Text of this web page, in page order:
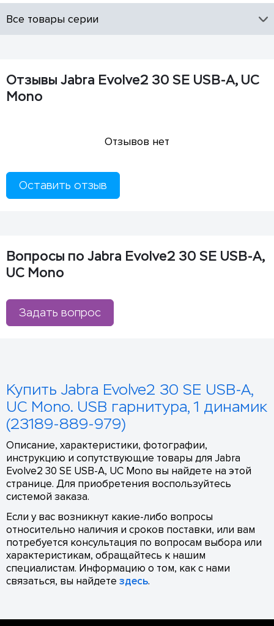
Все товары серии
Отзывы Jabra Evolve2 30 SE USB-A, UC
Mono
Отзывов нет
Оставить отзыв
Вопросы по Jabra Evolve2 30 SE USB-A,
UC Mono
Задать вопрос
Купить Jabra Evolve2 30 SE USB-A,
UC Mono. USB гарнитура, 1 динамик
(23189-889-979)
Описание, характеристики, фотографии,
инструкцию и сопутствующие товары для Jabra
Evolve2 30 SE USB-A, UC Mono вы найдете на этой
странице. Для приобретения воспользуйтесь
системой заказа.
Если у вас возникнут какие-либо вопросы
относительно наличия и сроков поставки, или вам
потребуется консультация по вопросам выбора или
характеристикам, обращайтесь к нашим
специалистам. Информацию о том, как с нами
связаться, вы найдете здесь.